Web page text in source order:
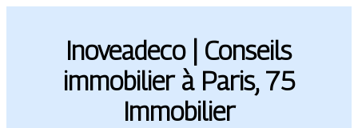
Inoveadeco | Conseils
immobilier à Paris, 75
Immobilier